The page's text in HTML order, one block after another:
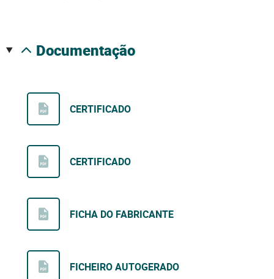
documentação
CERTIFICADO
CERTIFICADO
FICHA DO FABRICANTE
FICHEIRO AUTOGERADO